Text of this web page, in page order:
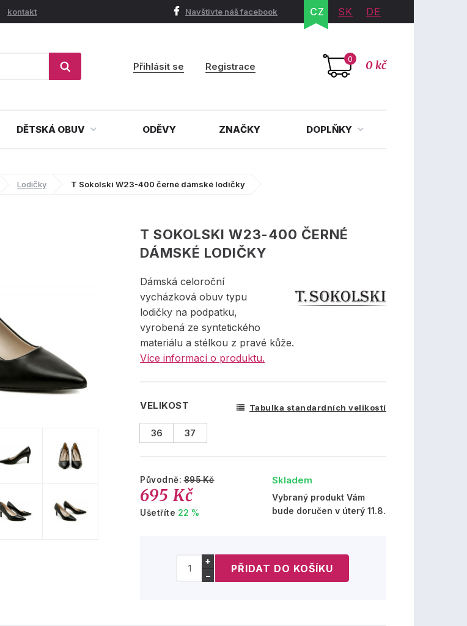
kontakt Navštivte náš facebook CZ SK DE
0 0 kč
Přihlásit se Registrace
DĚTSKÁ OBUV ODĚVY ZNAČKY DOPLŇKY
Lodičky T Sokolski W23-400 černé dámské lodičky
T SOKOLSKI W23-400 ČERNÉ
DÁMSKÉ LODIČKY
Dámská celoroční
vycházková obuv typu
lodičky na podpatku,
vyrobená ze syntetického
materiálu a stélkou z pravé kůže.
Více informací o produktu.
VELIKOST Tabulka standardních velikostí
36 37
Původně:895 Kč
695 Kč
Ušetříte 22 %
Skladem
Vybraný produkt Vám
bude doručen v úterý 11.8.
+
−